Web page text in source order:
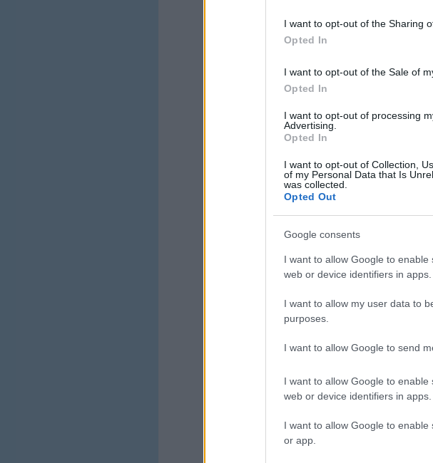
I want to opt-out of the Sharing
Opted In
I want to opt-out of the Sale of
Opted In
I want to opt-out of processing
Advertising.
Opted In
I want to opt-out of Collection,
of my Personal Data that Is
was collected.
Opted Out
Google consents
I want to allow Google to
web or device identifiers in apps.
I want to allow my user data to
purposes.
I want to allow Google to send
I want to allow Google to
web or device identifiers in apps.
I want to allow Google to
or app.